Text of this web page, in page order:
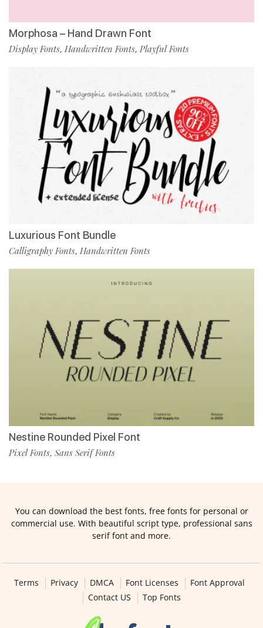
Morphosa – Hand Drawn Font
Display Fonts, Handwritten Fonts, Playful Fonts
Luxurious Font Bundle
Calligraphy Fonts, Handwritten Fonts
Nestine Rounded Pixel Font
Pixel Fonts, Sans Serif Fonts
You can download the best fonts, free fonts for personal or
commercial use. With beautiful script type, professional sans
serif font and more.
Terms Privacy DMCA Font Licenses
Font Approval
Contact US
Top Fonts